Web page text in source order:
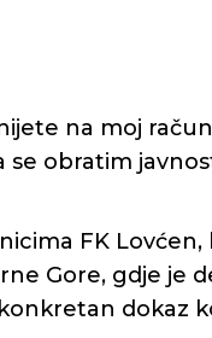
na moj
obratim
FK Lovćen,
Gore, gdje je
dokaz